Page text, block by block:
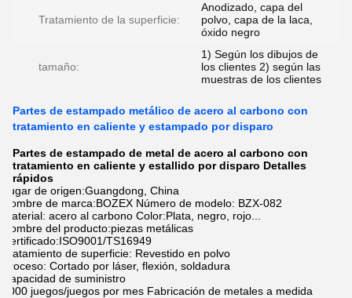
Tratamiento de la superficie:
Anodizado, capa del
polvo, capa de la laca,
óxido negro
tamaño:
1) Según los dibujos de
los clientes 2) según las
muestras de los clientes
Partes de estampado metálico de acero al carbono con
tratamiento en caliente y estampado por disparo
Partes de estampado de metal de acero al carbono con
tratamiento en caliente y estallido por disparo Detalles
rápidos
Lugar de origen:Guangdong, China
Nombre de marca:BOZEX Número de modelo: BZX-082
Material: acero al carbono Color:Plata, negro, rojo...
Nombre del producto:piezas metálicas
Certificado:ISO9001/TS16949
Tratamiento de superficie: Revestido en polvo
Proceso: Cortado por láser, flexión, soldadura
Capacidad de suministro
1000 juegos/juegos por mes Fabricación de metales a medida